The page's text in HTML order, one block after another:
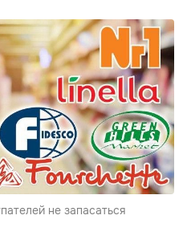
не запасаться